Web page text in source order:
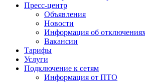
Пресс-центр
Объявления
Новости
Информация об
Вакансии
Тарифы
Услуги
Подключение к сетям
Информация от ПТО